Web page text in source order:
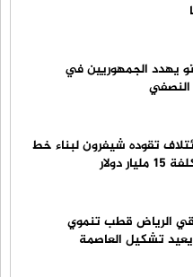
يهدد الجمهوريين في
النصفي
تقوده شيفرون لبناء خط
دولار
الرياض قطب تنموي
تشكيل العاصمة